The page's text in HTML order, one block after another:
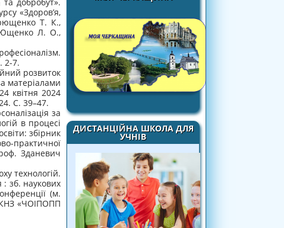
ДИСТАНЦІЙНА ШКОЛА ДЛЯ
УЧНІВ
«Здоров’я,
Т. К.,
Ющенко Л. О.,
2-7.
розвиток
матеріалами
квітня 2024
С. 39–47.
за
в процесі
збірник
практичної
Зданевич
технологій.
: зб. наукових
(м.
«ЧОІПОПП